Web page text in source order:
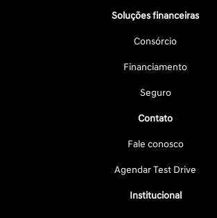
Soluções financeiras
Consórcio
Financiamento
Seguro
Contato
Fale conosco
Agendar Test Drive
Institucional